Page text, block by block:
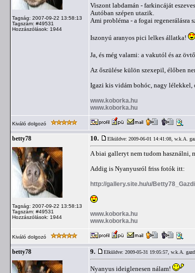
Tagság: 2007-09-22 13:58:13
Tagszám: #49531
Hozzászólások: 1944
Viszont labdamán - farkincáját
Autóban szépen utazik.
Ami probléma - a fogai regenerálásra
Iszonyú aranyos pici lelkes állatka!
Ja, és még valami: a vakutól és az
Az őszülése külön szexepil, élőben
Igazi kis vidám bohóc, nagy lélekkel,
www.koborka.hu
www.koborka.hu
Kiváló dolgozó
betty78
Tagság: 2007-09-22 13:58:13
Tagszám: #49531
Hozzászólások: 1944
10. Elküldve: 2009-06-01 14:41:08, w.k.A.
A biai galleryt nem tudom használni,
Addig is Nyanyusról friss fotók itt:
http://gallery.site.hu/u/
www.koborka.hu
www.koborka.hu
Kiváló dolgozó
betty78 9. Elküldve: 2009-05-31 19:05:57, w.k.A.
Nyanyus ideiglenesen nálam!